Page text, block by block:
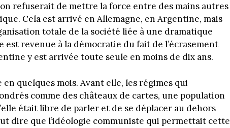
refuserait de mettre la force entre des mains autres
Cela est arrivé en Allemagne, en Argentine, mais
totale de la société liée à une dramatique
est revenue à la démocratie du fait de l’écrasement
y est arrivée toute seule en moins de dix ans.
quelques mois. Avant elle, les régimes qui
comme des châteaux de cartes, une population
était libre de parler et de se déplacer au dehors
dire que l’idéologie communiste qui permettait cette